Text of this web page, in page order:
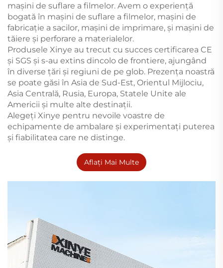
mașini de suflare a filmelor. Avem o experiență
bogată în mașini de suflare a filmelor, mașini de
fabricație a sacilor, mașini de imprimare, și mașini de
tăiere și perforare a materialelor.
Produsele Xinye au trecut cu succes certificarea CE
și SGS și s-au extins dincolo de frontiere, ajungând
în diverse țări și regiuni de pe glob. Prezența noastră
se poate găsi în Asia de Sud-Est, Orientul Mijlociu,
Asia Centrală, Rusia, Europa, Statele Unite ale
Americii și multe alte destinații.
Alegeți Xinye pentru nevoile voastre de
echipamente de ambalare și experimentați puterea
și fiabilitatea care ne distinge.
Aflați Mai Multe